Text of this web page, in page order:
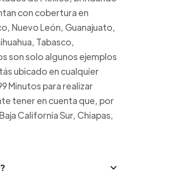
con cobertura en
Nuevo León, Guanajuato,
Tabasco,
son solo algunos ejemplos
ubicado en cualquier
Minutos para realizar
tener en cuenta que, por
California Sur, Chiapas,